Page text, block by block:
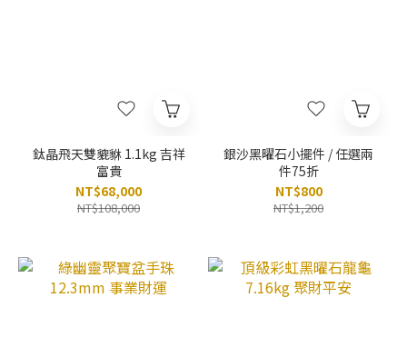
鈦晶飛天雙貔貅 1.1kg 吉祥
富貴
NT$68,000
NT$108,000
銀沙黑曜石小擺件 / 任選兩
件75折
NT$800
NT$1,200